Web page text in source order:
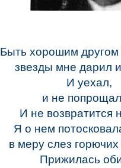
Быть хорошим
звезды мне дарил
И уехал,
и не
И не возвратится
Я о нем
в меру слез
Прижилась